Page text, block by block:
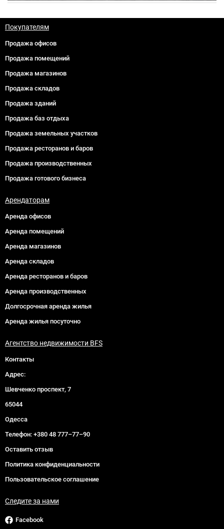
Покупателям
Продажа офисов
Продажа помещений
Продажа магазинов
Продажа складов
Продажа зданий
Продажа баз отдыха
Продажа земельных участков
Продажа ресторанов и баров
Продажа производственных
Продажа готового бизнеса
Арендаторам
Аренда офисов
Аренда помещений
Аренда магазинов
Аренда складов
Аренда ресторанов и баров
Аренда производственных
Долгосрочная аренда жилья
Аренда жилья посуточно
Агентство недвижимости BFS
Контакты
Адрес:
Шевченко проспект, 7
65044
Одесса
Телефон: +380 48 777–77–90
Оставить отзыв
Политика конфиденциальности
Пользовательское соглашение
Следите за нами
Facebook